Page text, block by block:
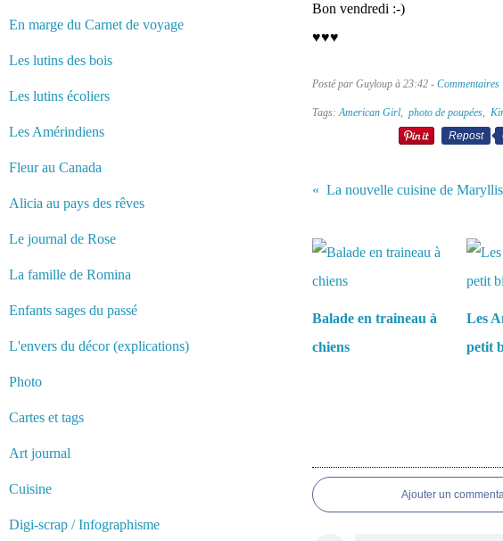
En marge du Carnet de voyage
Les lutins des bois
Les lutins écoliers
Les Amérindiens
Fleur au Canada
Alicia au pays des rêves
Le journal de Rose
La famille de Romina
Enfants sages du passé
L'envers du décor (explications)
Photo
Cartes et tags
Art journal
Cuisine
Digi-scrap / Infographisme
Bon vendredi :-)
♥♥♥
Posté par Guyloup à 23:42 - Commentaires
Tags:American Girl, photo de poupées,
Repost
Balade en traineau à
chiens
Les
petit
Ajouter un